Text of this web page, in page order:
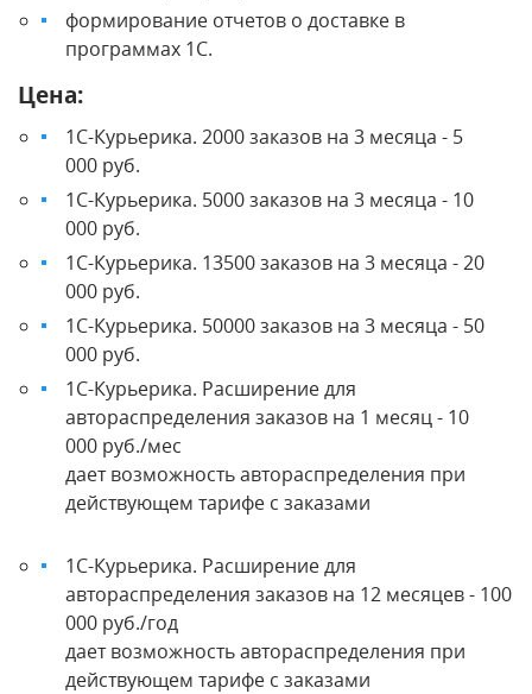
формирование отчетов о доставке в
программах 1С.
Цена:
1С-Курьерика. 2000 заказов на 3 месяца - 5
000 руб.
1С-Курьерика. 5000 заказов на 3 месяца - 10
000 руб.
1С-Курьерика. 13500 заказов на 3 месяца - 20
000 руб.
1С-Курьерика. 50000 заказов на 3 месяца - 50
000 руб.
1С-Курьерика. Расширение для
автораспределения заказов на 1 месяц - 10
000 руб./мес
дает возможность автораспределения при
действующем тарифе с заказами
1С-Курьерика. Расширение для
автораспределения заказов на 12 месяцев - 100
000 руб./год
дает возможность автораспределения при
действующем тарифе с заказами